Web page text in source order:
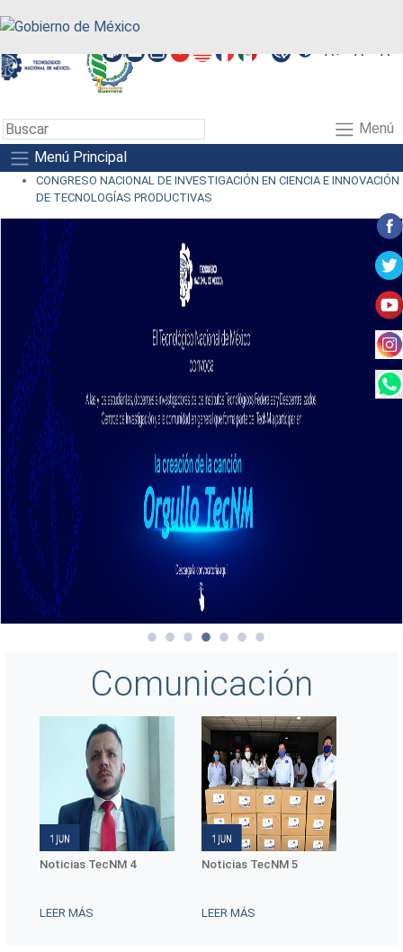
A+ A- A
Menú
Menú Principal
CONGRESO NACIONAL DE INVESTIGACIÓN EN CIENCIA E INNOVACIÓN
DE TECNOLOGÍAS PRODUCTIVAS
Comunicación
Noticias TecNM 4
LEER MÁS
Noticias TecNM 5
LEER MÁS